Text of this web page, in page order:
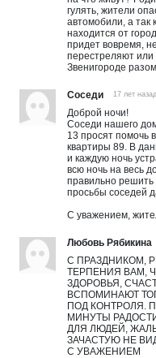
гулять, жители
автомобили, а так
находится от
придет вовремя,
перестреляют или
Звенигороде
Соседи 17 лет назад
Доброй ночи!
Соседи нашего
13 просят помочь
квартиры 89. В
и каждую ночь
всю ночь на весь
правильно решить
просьбы соседей
С уважением,
Любовь Рябикина
С ПРАЗДНИКОМ,
ТЕРПЕНИЯ ВАМ,
ЗДОРОВЬЯ,
ВСПОМИНАЮТ
ПОД КОНТРОЛЯ.
МИНУТЫ
ДЛЯ ЛЮДЕЙ,
ЗАЧАСТУЮ НЕ
С УВАЖЕНИЕМ